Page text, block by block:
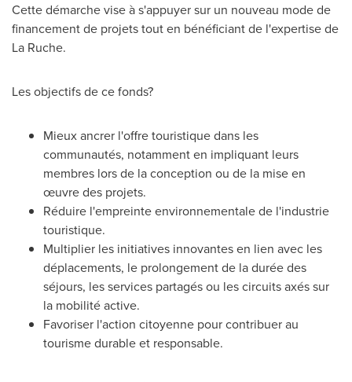
Cette démarche vise à s'appuyer sur un nouveau mode de
financement de projets tout en bénéficiant de l'expertise de
La Ruche.
Les objectifs de ce fonds?
Mieux ancrer l'offre touristique dans les
communautés, notamment en impliquant leurs
membres lors de la conception ou de la mise en
œuvre des projets.
Réduire l'empreinte environnementale de l'industrie
touristique.
Multiplier les initiatives innovantes en lien avec les
déplacements, le prolongement de la durée des
séjours, les services partagés ou les circuits axés sur
la mobilité active.
Favoriser l'action citoyenne pour contribuer au
tourisme durable et responsable.